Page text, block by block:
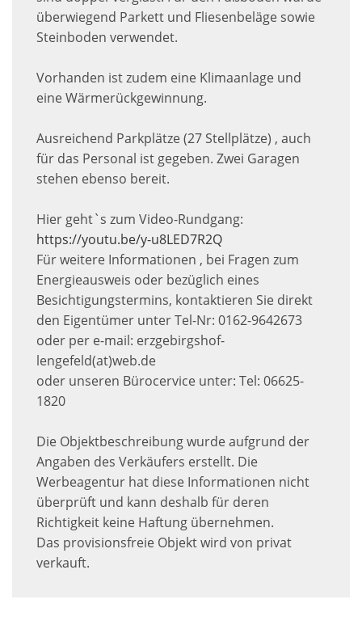
überwiegend Parkett und Fliesenbeläge sowie
Steinboden verwendet.
Vorhanden ist zudem eine Klimaanlage und
eine Wärmerückgewinnung.
Ausreichend Parkplätze (27 Stellplätze) , auch
für das Personal ist gegeben. Zwei Garagen
stehen ebenso bereit.
Hier geht`s zum Video-Rundgang:
https://youtu.be/y-u8LED7R2Q
Für weitere Informationen , bei Fragen zum
Energieausweis oder bezüglich eines
Besichtigungstermins, kontaktieren Sie direkt
den Eigentümer unter Tel-Nr: 0162-9642673
oder per e-mail: erzgebirgshof-
lengefeld(at)web.de
oder unseren Bürocervice unter: Tel: 06625-
1820
Die Objektbeschreibung wurde aufgrund der
Angaben des Verkäufers erstellt. Die
Werbeagentur hat diese Informationen nicht
überprüft und kann deshalb für deren
Richtigkeit keine Haftung übernehmen.
Das provisionsfreie Objekt wird von privat
verkauft.